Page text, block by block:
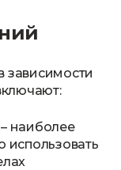
зависимости
наиболее
использовать